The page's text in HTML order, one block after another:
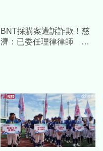
BNT採購案遭訴詐欺！慈
濟：已委任理律律師 將